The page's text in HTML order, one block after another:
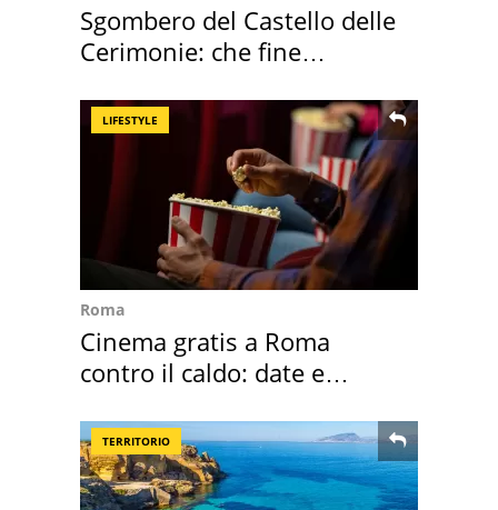
Sgombero del Castello delle
Cerimonie: che fine
LIFESTYLE
Roma
Cinema gratis a Roma
contro il caldo: date e
TERRITORIO